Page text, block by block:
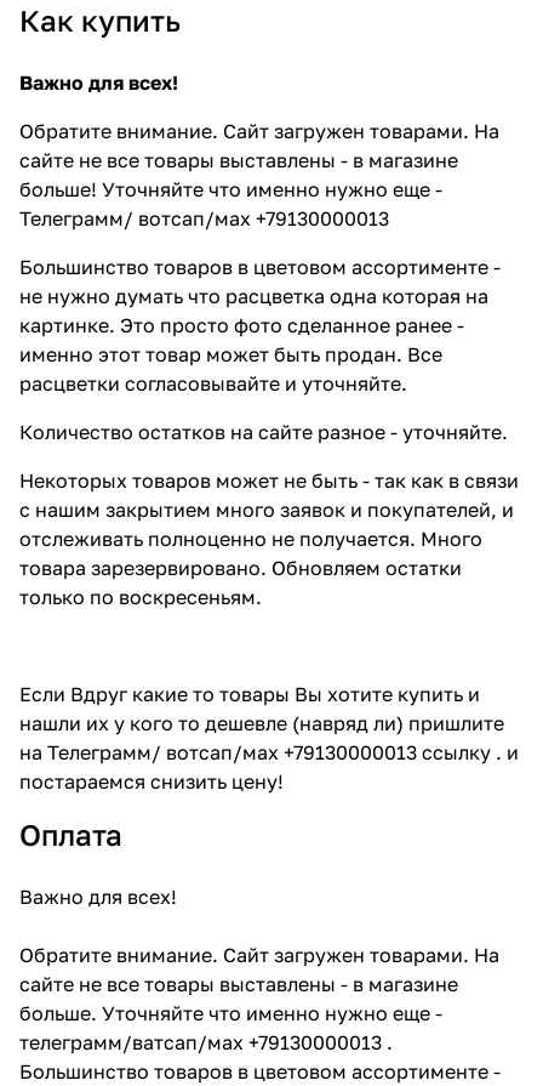
Как купить
Важно для всех!
Обратите внимание. Сайт загружен товарами. На
сайте не все товары выставлены - в магазине
больше! Уточняйте что именно нужно еще -
Телеграмм/ вотсап/мах +79130000013
Большинство товаров в цветовом ассортименте -
не нужно думать что расцветка одна которая на
картинке. Это просто фото сделанное ранее -
именно этот товар может быть продан. Все
расцветки согласовывайте и уточняйте.
Количество остатков на сайте разное - уточняйте.
Некоторых товаров может не быть - так как в связи
с нашим закрытием много заявок и покупателей, и
отслеживать полноценно не получается. Много
товара зарезервировано. Обновляем остатки
только по воскресеньям.
Если Вдруг какие то товары Вы хотите купить и
нашли их у кого то дешевле (навряд ли) пришлите
на Телеграмм/ вотсап/мах +79130000013 ссылку . и
постараемся снизить цену!
Оплата
Важно для всех!
Обратите внимание. Сайт загружен товарами. На
сайте не все товары выставлены - в магазине
больше. Уточняйте что именно нужно еще -
телеграмм/ватсап/мах +79130000013 .
Большинство товаров в цветовом ассортименте -